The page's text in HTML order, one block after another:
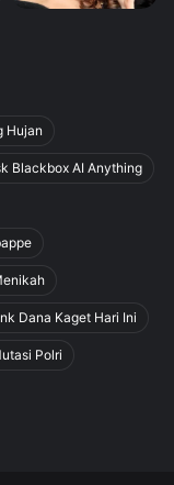
Hujan
Blackbox AI Anything
Dana Kaget Hari Ini
Polri